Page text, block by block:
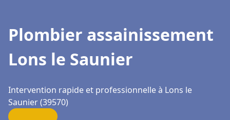
Plombier assainissement
Lons le Saunier
Intervention rapide et professionnelle à Lons le
Saunier (39570)